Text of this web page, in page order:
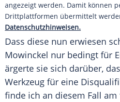
angezeigt werden. Damit können
Drittplattformen übermittelt
Datenschutzhinweisen.
Dass diese nun erwiesen
Mowinckel nur bedingt für
ärgerte sie sich darüber,
Werkzeug für eine
finde ich an diesem Fall